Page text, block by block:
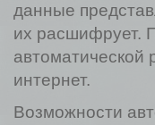
данные
их расшифрует.
интернет.
Возможности